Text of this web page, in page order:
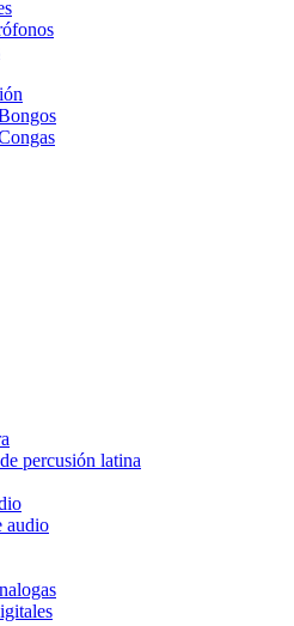
percusión latina
audio